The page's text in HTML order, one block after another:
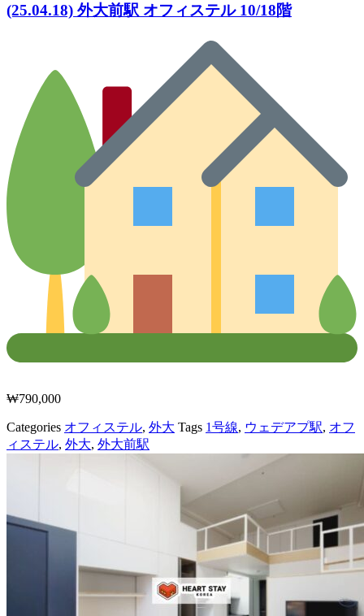
(25.04.18) 外大前駅 オフィステル 10/18階
₩790,000
Categories オフィステル, 外大 Tags 1号線, ウェデアプ駅, オフ
ィステル, 外大, 外大前駅